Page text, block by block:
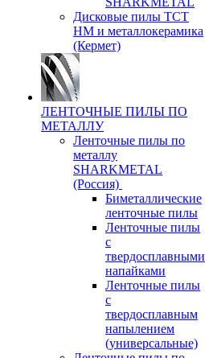
Дисковые пилы ТСТ
НМ и металлокерамика
(Кермет)
ЛЕНТОЧНЫЕ ПИЛЫ ПО
МЕТАЛЛУ
Ленточные пилы по
металлу
SHARKMETAL
(Россия)
Биметаллические
ленточные пилы
Ленточные пилы
с
твердосплавными
напайками
Ленточные пилы
с
твердосплавным
напылением
(универсальные)